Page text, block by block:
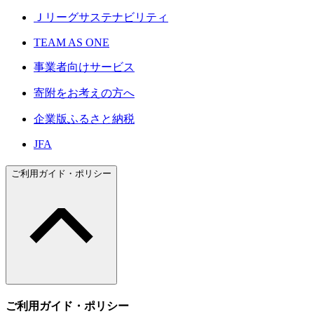
Ｊリーグサステナビリティ
TEAM AS ONE
事業者向けサービス
寄附をお考えの方へ
企業版ふるさと納税
JFA
ご利用ガイド・ポリシー
ご利用ガイド・ポリシー